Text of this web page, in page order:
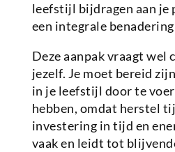
leefstijl bijdragen aan je
een integrale
Deze aanpak vraagt wel
jezelf. Je moet bereid
in je leefstijl door te
hebben, omdat herstel
investering in tijd en
vaak en leidt tot